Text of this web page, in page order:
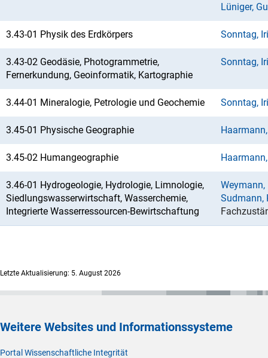
Lüniger,
3.43-01 Physik des Erdkörpers Sonntag,
3.43-02 Geodäsie, Photogrammetrie,
Fernerkundung, Geoinformatik, Kartographie
Sonntag,
3.44-01 Mineralogie, Petrologie und Geochemie Sonntag,
3.45-01 Physische Geographie
3.45-02 Humangeographie
3.46-01 Hydrogeologie, Hydrologie, Limnologie,
Siedlungswasserwirtschaft, Wasserchemie,
Integrierte Wasserressourcen-Bewirtschaftung
Weymann,
Sudmann,
Letzte Aktualisierung: 5. August 2026
Weitere Websites und Informationssysteme
Portal Wissenschaftliche Integrität